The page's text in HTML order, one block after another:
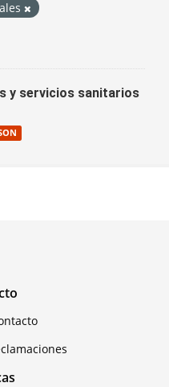
y servicios sanitarios